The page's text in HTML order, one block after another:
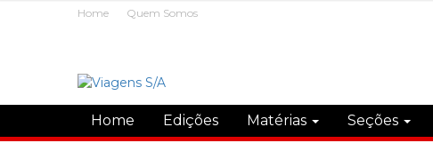
Home Quem Somos
Home Edições Matérias Seções